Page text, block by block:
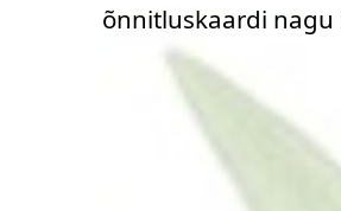
õnnitluskaardi nagu